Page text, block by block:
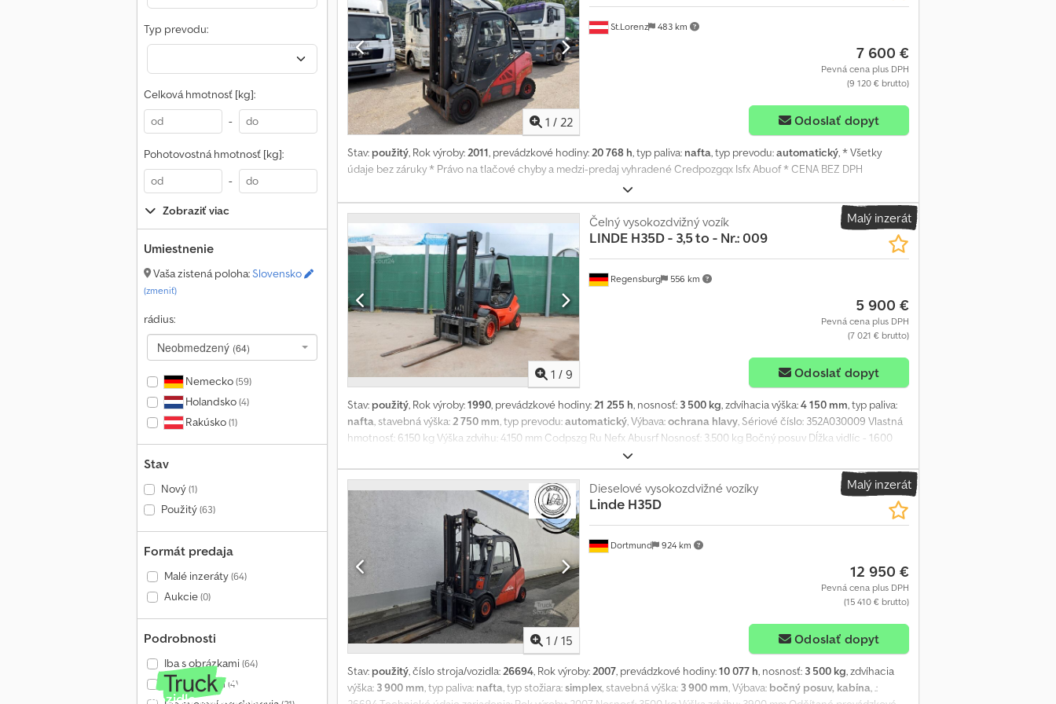
Typ prevodu:
Celková hmotnosť [kg]:
-
Pohotovostná hmotnosť [kg]:
-
Zobraziť viac
Umiestnenie
Vaša zistená poloha:Slovensko
(zmeniť)
rádius:
Neobmedzený (64)
Nemecko(59)
Holandsko(4)
Rakúsko(1)
Stav
Nový(1)
Použitý(63)
Formát predaja
Malé inzeráty(64)
Aukcie(0)
Podrobnosti
Iba s obrázkami(64)
Iba s videom(4)
Vozidlo na predaj?
7
1 / 22
St.Lorenz 483 km
7 600 €
Pevná cena plus DPH
(9 120 € brutto)
Odoslať dopyt
Stav: použitý, Rok výroby:2011, prevádzkové hodiny:20 768 h, typ paliva: nafta, typ prevodu:automatický, * Všetky
údaje bez záruky * Právo na tlačové chyby a medzi-predaj vyhradené Credpozgqx Isfx Abuof * CENA BEZ DPH
Malý inzerát
1 / 9
Regensburg 556 km
Čelný vysokozdvižný vozík
LINDE H35D - 3,5 to - Nr.: 009
5 900 €
Pevná cena plus DPH
(7 021 € brutto)
Odoslať dopyt
Stav: použitý, Rok výroby:1990, prevádzkové hodiny:21 255 h, nosnosť: 3 500 kg, zdvíhacia výška:4 150 mm, typ paliva:
nafta, stavebná výška:2 750 mm, typ prevodu:automatický, Výbava:ochrana hlavy, Sériové číslo: 352A030009 Vlastná
hmotnosť: 6.150 kg Výška zdvihu: 4.150 mm Codpszg Ru Nefx Abusrf Nosnosť: 3.500 kg Bočný posuv Dĺžka vidlíc - 1.600
mm Rozmery základného zariadenia, BEZ vidlíc - 3.650 x 1.150 x 2.750 mm Zmeny, medziodpredaj a chyby sú výslovne
vyhradené. Popis slúži na všeobecnú identifikáciu vozidla a nepredstavuje záruku v zmysle obchodného práva.
Rozhodujúci je popis podľa kúpnej zmluvy. Naša ponuka je spravidla bez novej TÜV kontroly. V prípade záujmu o novú
TÜV kontrolu vám radi pripravíme ponuku našich partnerských dielní! Vozidlo môže byť polepené reklamou a/alebo
popísané. Platné sú naše všeobecné dodacie a platobné podmienky.
Malý inzerát
1 / 15
Dortmund 924 km
Dieselové vysokozdvižné vozíky
Linde H35D
12 950 €
Pevná cena plus DPH
(15 410 € brutto)
Odoslať dopyt
Stav: použitý, číslo stroja/vozidla:26694, Rok výroby:2007, prevádzkové hodiny:10 077 h, nosnosť: 3 500 kg, zdvíhacia
výška: 3 900 mm, typ paliva: nafta, typ stožiara:simplex, stavebná výška: 3 900 mm, Výbava: bočný posuv, kabína, .: